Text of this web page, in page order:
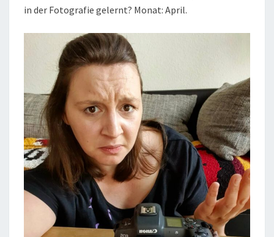
in der Fotografie gelernt? Monat: April.